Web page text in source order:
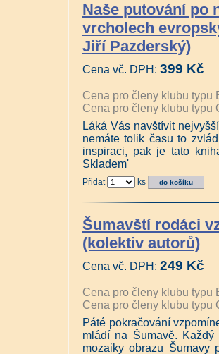
Naše putování po
vrcholech
Jiří Pazderský)
Cena vč. DPH: 399 Kč
Cena pro členy klubu typu
Cena pro členy klubu typu
Láká Vás navštívit
nemáte tolik času to
inspiraci, pak je tato
Skladem'
Přidat ks
Šumavští rodáci
(kolektiv autorů)
Cena vč. DPH: 249 Kč
Cena pro členy klubu typu
Cena pro členy klubu typu
Páté pokračování
mládí na Šumavě.
mozaiky obrazu Šumavy